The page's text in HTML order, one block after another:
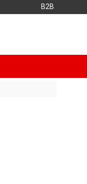
B2B